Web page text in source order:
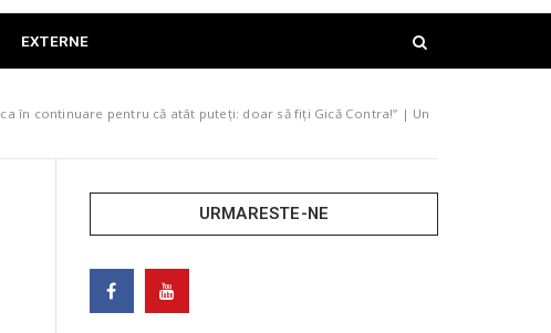
EXTERNE
în continuare pentru că atât puteți: doar să fiți Gică Contra!” | Un
URMARESTE-NE